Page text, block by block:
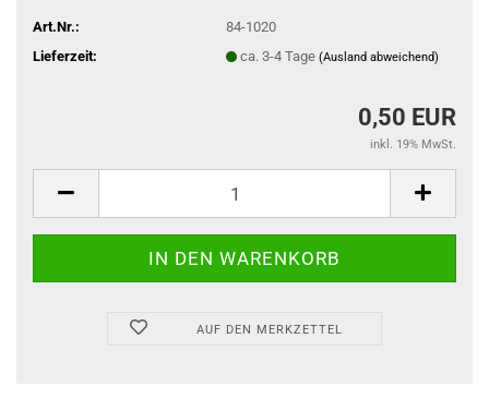
Art.Nr.:
84-1020
Lieferzeit:
ca. 3-4 Tage (Ausland abweichend)
0,50 EUR
inkl. 19% MwSt.
AUF DEN MERKZETTEL